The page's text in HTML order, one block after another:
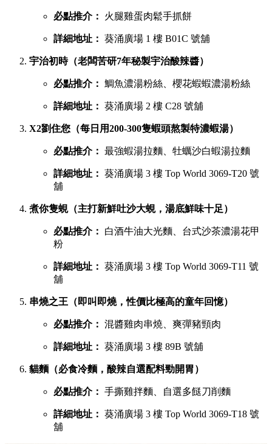
必點推介： 火腿雞蛋肉鬆手抓餅
詳細地址： 葵涌廣場 1 樓 B01C 號舖
宇治初時（老闆苦研7年秘製宇治酸辣醬）
必點推介： 鯛魚濃湯粉絲、櫻花蝦蝦濃湯粉絲
詳細地址： 葵涌廣場 2 樓 C28 號舖
X2劉住您（每日用200-300隻蝦頭熬製特濃蝦湯）
必點推介： 最強蝦湯拉麵、牡蠣沙白蝦湯拉麵
詳細地址： 葵涌廣場 3 樓 Top World 3069-T20 號
舖
煮你隻蜆（主打新鮮吐沙大蜆，湯底鮮味十足）
必點推介：
白酒牛油大光麵、台式沙茶濃湯花甲
粉
詳細地址： 葵涌廣場 3 樓 Top World 3069-T11 號
舖
串燒之王（即叫即燒，性價比極高的童年回憶）
必點推介： 混醬雞肉串燒、爽彈豬頸肉
詳細地址： 葵涌廣場 3 樓 89B 號舖
貓麵（必食冷麵，酸辣自選配料勁開胃）
必點推介： 手撕雞拌麵、自選多餸刀削麵
詳細地址： 葵涌廣場 3 樓 Top World 3069-T18 號
舖